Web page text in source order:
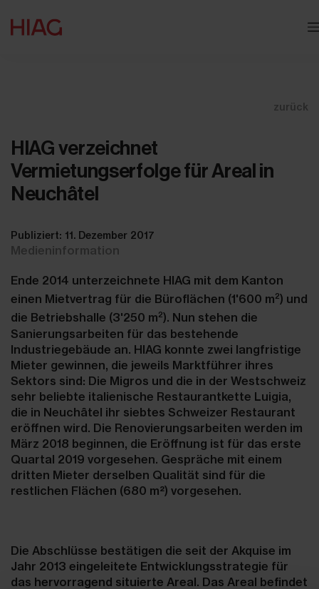
zurück
HIAG verzeichnet
Vermietungserfolge für Areal in
Neuchâtel
Publiziert: 11. Dezember 2017
Medieninformation
Ende 2014 unterzeichnete HIAG mit dem Kanton
einen Mietvertrag für die Büroflächen (1'600 m2) und
die Betriebshalle (3'250 m2). Nun stehen die
Sanierungsarbeiten für das bestehende
Industriegebäude an. HIAG konnte zwei langfristige
Mieter gewinnen, die jeweils Marktführer ihres
Sektors sind: Die Migros und die in der Westschweiz
sehr beliebte italienische Restaurantkette Luigia,
die in Neuchâtel ihr siebtes Schweizer Restaurant
eröffnen wird. Die Renovierungsarbeiten werden im
März 2018 beginnen, die Eröffnung ist für das erste
Quartal 2019 vorgesehen. Gespräche mit einem
dritten Mieter derselben Qualität sind für die
restlichen Flächen (680 m²) vorgesehen.
Die Abschlüsse bestätigen die seit der Akquise im
Jahr 2013 eingeleitete Entwicklungsstrategie für
das hervorragend situierte Areal. Das Areal befindet